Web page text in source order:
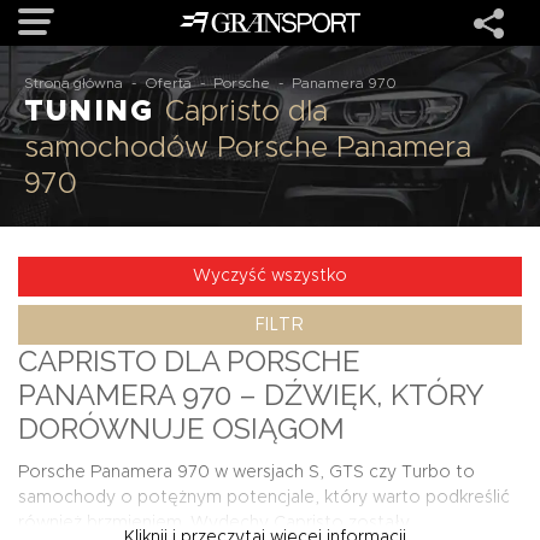
OFERTA
MARKI
O NAS
USŁUGI
KONTAKT
Strona główna - Oferta - Porsche - Panamera 970
TUNING Capristo dla
samochodów Porsche Panamera
970
Wyczyść wszystko
FILTR
CAPRISTO DLA PORSCHE
PANAMERA 970 – DŹWIĘK, KTÓRY
DORÓWNUJE OSIĄGOM
Porsche Panamera 970 w wersjach S, GTS czy Turbo to
samochody o potężnym potencjale, który warto podkreślić